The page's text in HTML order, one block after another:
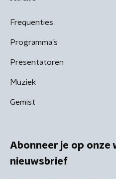
Frequenties
Programma's
Presentatoren
Muziek
Gemist
Abonneer je op onze
nieuwsbrief